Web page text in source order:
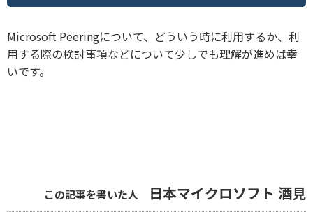
Microsoft Peeringについて、どういう時に利用するか、利
用する際の検討事項などについて少しでも理解が進めば幸
いです。
この記事を書いた人 日本マイクロソフト 酒見